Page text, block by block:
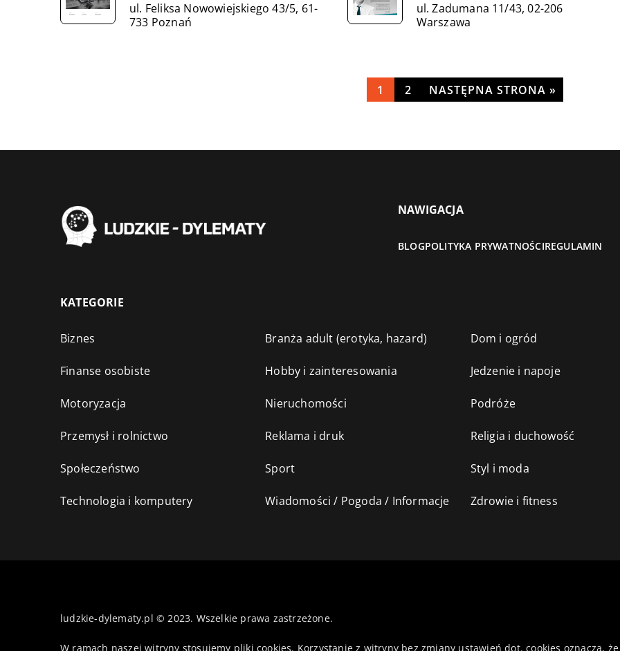
ul. Feliksa Nowowiejskiego 43/5, 61-
733 Poznań
ul. Zadumana 11/43, 02-206
Warszawa
1 2 NASTĘPNA STRONA »
NAWIGACJA
BLOGPOLITYKA PRYWATNOŚCIREGULAMIN
KATEGORIE
Biznes Branża adult (erotyka, hazard) Dom i ogród
Finanse osobiste Hobby i zainteresowania Jedzenie i napoje
Motoryzacja Nieruchomości Podróże
Przemysł i rolnictwo Reklama i druk Religia i duchowość
Społeczeństwo Sport Styl i moda
Technologia i komputery Wiadomości / Pogoda / Informacje Zdrowie i fitness
ludzkie-dylematy.pl © 2023. Wszelkie prawa zastrzeżone.
W ramach naszej witryny stosujemy pliki cookies. Korzystanie z witryny bez zmiany ustawień dot. cookies oznacza,